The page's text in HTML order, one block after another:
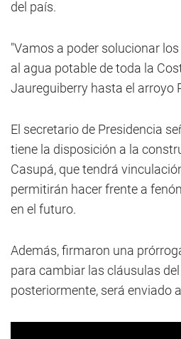
del país.
"Vamos a poder solucionar
al agua potable de toda la
Jaureguiberry hasta el arroyo
El secretario de Presidencia
tiene la disposición a la
Casupá, que tendrá
permitirán hacer frente a
en el futuro.
Además, firmaron una
para cambiar las cláusulas
posteriormente, será enviado